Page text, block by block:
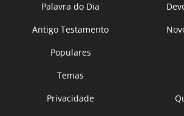
Palavra do Dia
Antigo Testamento
Populares
Temas
Privacidade